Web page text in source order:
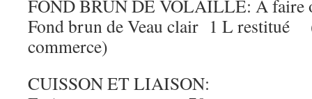
FOND BRUN DE VOLAILLE: A faire
Fond brun de Veau clair 1 L restitué
commerce)
CUISSON ET LIAISON: